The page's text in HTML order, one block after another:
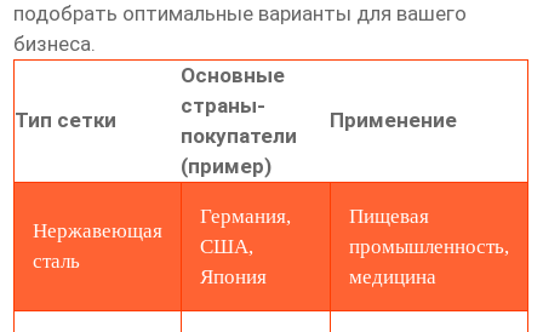
подобрать оптимальные варианты для вашего
бизнеса.
Тип сетки
Основные
страны-
покупатели
(пример)
Применение
Нержавеющая
сталь
Германия,
США,
Япония
Пищевая
промышленность,
медицина